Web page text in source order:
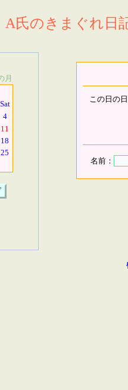
A氏のきまぐれ日
月
Sat
4
11
18
25
この日の
名前：